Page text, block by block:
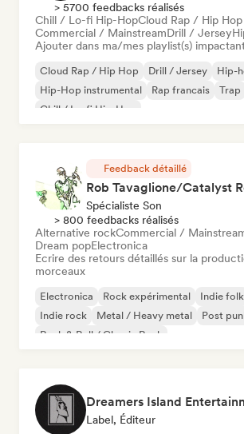
> 5700 feedbacks réalisés
Chill / Lo-fi Hip-HopCloud Rap / Hip Hop
Commercial / MainstreamDrill / Jersey
Ajouter dans ma/mes playlist(s)
Cloud Rap / Hip Hop Drill / Jersey
Hip-
Hip-Hop instrumental
Rap francais Trap
Chill / Lo-fi Hip-Hop
Feedback détaillé
Rob Tavaglione/Catalyst
Spécialiste Son
> 800 feedbacks réalisés
Alternative rockCommercial /
Dream popElectronica
Ecrire des retours détaillés sur la
morceaux
Electronica Rock expérimental Indie folk
Indie rock
Metal / Heavy metal
Post
Rock & Roll / Classic Rock
Dreamers Island
Label, Éditeur